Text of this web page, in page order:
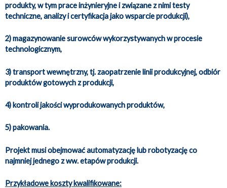
produkty, w tym prace inżynieryjne i związane z nimi testy
techniczne, analizy i certyfikacja jako wsparcie produkcji),
2) magazynowanie surowców wykorzystywanych w procesie
technologicznym,
3) transport wewnętrzny, tj. zaopatrzenie linii produkcyjnej, odbiór
produktów gotowych z produkcji,
4) kontroli jakości wyprodukowanych produktów,
5) pakowania.
Projekt musi obejmować automatyzację lub robotyzację co
najmniej jednego z ww. etapów produkcji.
Przykładowe koszty kwalifikowane: